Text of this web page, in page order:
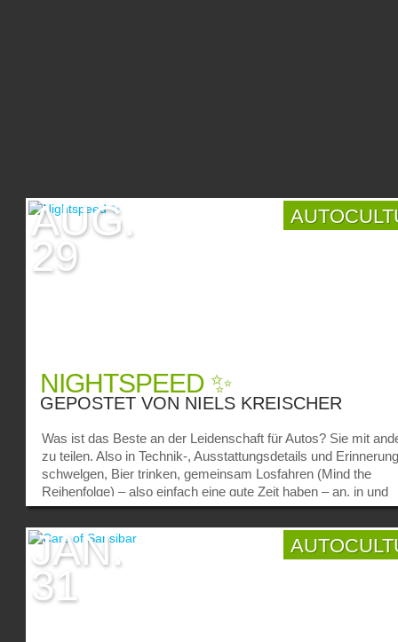
AUG.
29
NIGHTSPEED ✨
GEPOSTET VON NIELS KREISCHER
Was ist das Beste an der Leidenschaft für Autos? Sie mit
zu teilen. Also in Technik-, Ausstattungsdetails und
schwelgen, Bier trinken, gemeinsam Losfahren (Mind the
Reihenfolge) – also einfach eine gute Zeit haben – an, in und
wegen japanischen Autos aus den Jahren 1985-2001. Autos,
vielleicht nicht jedermann gefallen, aber dafür jeder guten
Konkretes Ziel unseres Ausflugs in den Hohen Norden war in
diesem Fall Nightspeed, ein 2013 gegründetes Kollektiv aus
Gleichgesinnten, die inspiriert durch japanische/
Grip & Drift-Subkultur, einen gemeinsamen Nenner fanden.
JAN.
31